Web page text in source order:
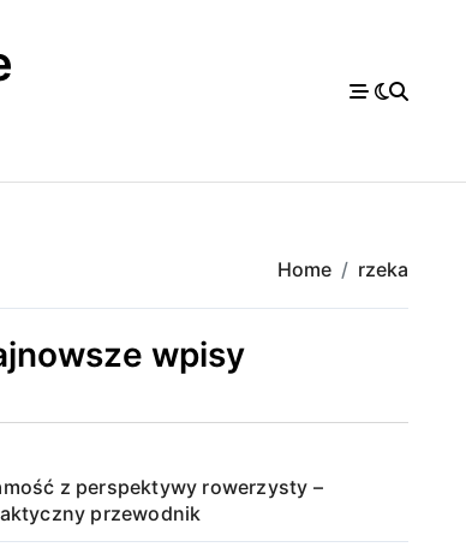
Home rzeka
wpisy
z perspektywy rowerzysty –
przewodnik